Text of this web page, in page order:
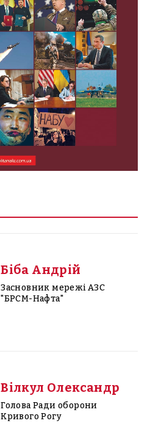
Біба Андрій
Засновник мережі АЗС
"БРСМ-Нафта"
Вілкул Олександр
Голова Ради оборони
Кривого Рогу